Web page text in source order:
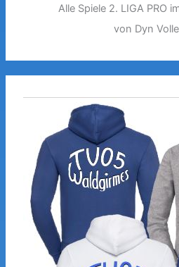
Alle Spiele 2. LIGA PRO
von Dyn